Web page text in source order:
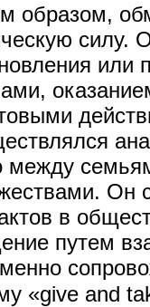
образом,
силу.
или
между
Он
в
путем
«give and